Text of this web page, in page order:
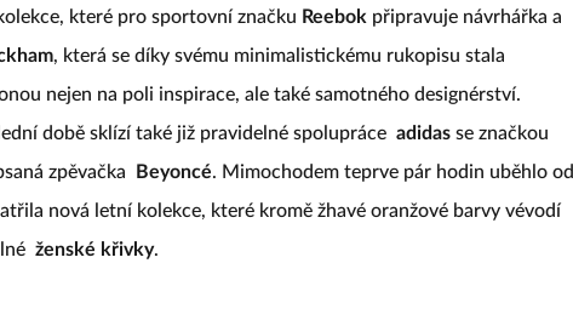
které pro sportovní značku Reebok připravuje návrhářka a
, která se díky svému minimalistickému rukopisu stala
nejen na poli inspirace, ale také samotného designérství.
době sklízí také již pravidelné spolupráce adidas se značkou
zpěvačka Beyoncé. Mimochodem teprve pár hodin uběhlo od
nová letní kolekce, které kromě žhavé oranžové barvy vévodí
ženské křivky.